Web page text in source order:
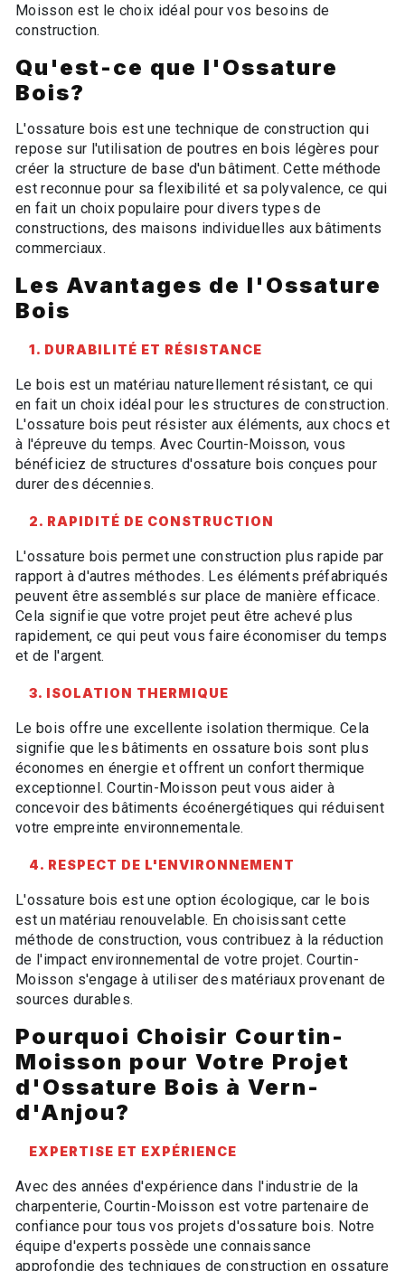
Moisson est le choix idéal pour vos besoins de
construction.
Qu'est-ce que l'Ossature
Bois?
L'ossature bois est une technique de construction qui
repose sur l'utilisation de poutres en bois légères pour
créer la structure de base d'un bâtiment. Cette méthode
est reconnue pour sa flexibilité et sa polyvalence, ce qui
en fait un choix populaire pour divers types de
constructions, des maisons individuelles aux bâtiments
commerciaux.
Les Avantages de l'Ossature
Bois
1. DURABILITÉ ET RÉSISTANCE
Le bois est un matériau naturellement résistant, ce qui
en fait un choix idéal pour les structures de construction.
L'ossature bois peut résister aux éléments, aux chocs et
à l'épreuve du temps. Avec Courtin-Moisson, vous
bénéficiez de structures d'ossature bois conçues pour
durer des décennies.
2. RAPIDITÉ DE CONSTRUCTION
L'ossature bois permet une construction plus rapide par
rapport à d'autres méthodes. Les éléments préfabriqués
peuvent être assemblés sur place de manière efficace.
Cela signifie que votre projet peut être achevé plus
rapidement, ce qui peut vous faire économiser du temps
et de l'argent.
3. ISOLATION THERMIQUE
Le bois offre une excellente isolation thermique. Cela
signifie que les bâtiments en ossature bois sont plus
économes en énergie et offrent un confort thermique
exceptionnel. Courtin-Moisson peut vous aider à
concevoir des bâtiments écoénergétiques qui réduisent
votre empreinte environnementale.
4. RESPECT DE L'ENVIRONNEMENT
L'ossature bois est une option écologique, car le bois
est un matériau renouvelable. En choisissant cette
méthode de construction, vous contribuez à la réduction
de l'impact environnemental de votre projet. Courtin-
Moisson s'engage à utiliser des matériaux provenant de
sources durables.
Pourquoi Choisir Courtin-
Moisson pour Votre Projet
d'Ossature Bois à Vern-
d'Anjou?
EXPERTISE ET EXPÉRIENCE
Avec des années d'expérience dans l'industrie de la
charpenterie, Courtin-Moisson est votre partenaire de
confiance pour tous vos projets d'ossature bois. Notre
équipe d'experts possède une connaissance
approfondie des techniques de construction en ossature